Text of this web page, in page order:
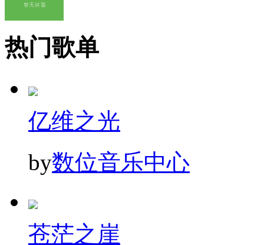
热门歌单
亿维之光
by数位音乐中心
苍茫之崖